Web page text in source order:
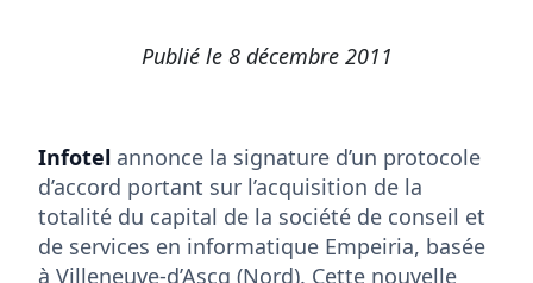
Publié le 8 décembre 2011
Infotel annonce la signature d’un protocole
d’accord portant sur l’acquisition de la
totalité du capital de la société de conseil et
de services en informatique Empeiria, basée
à Villeneuve-d’Ascq (Nord). Cette nouvelle